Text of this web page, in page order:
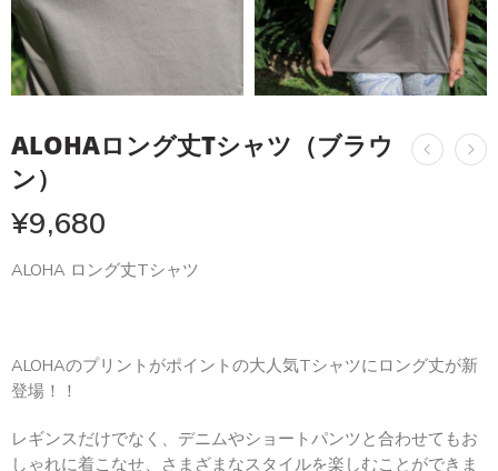
ALOHAロング丈Tシャツ（ブラウ
ン）
¥9,680
ALOHA ロング丈Tシャツ
ALOHAのプリントがポイントの大人気Tシャツにロング丈が新
登場！！
レギンスだけでなく、デニムやショートパンツと合わせてもお
しゃれに着こなせ、さまざまなスタイルを楽しむことができま